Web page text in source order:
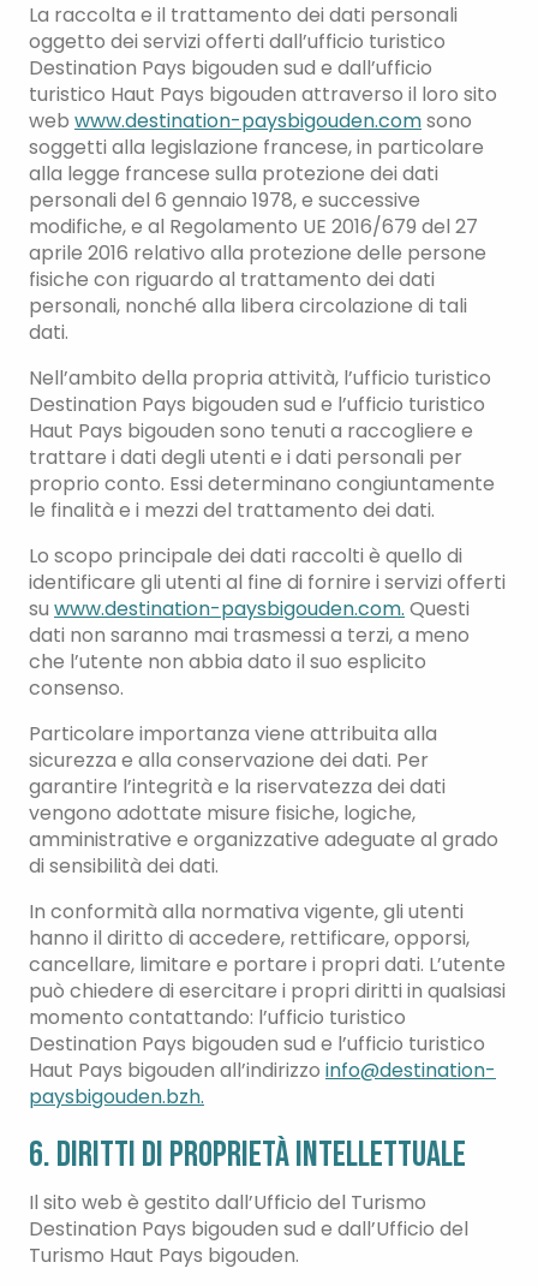
La raccolta e il trattamento dei dati personali
oggetto dei servizi offerti dall’ufficio turistico
Destination Pays bigouden sud e dall’ufficio
turistico Haut Pays bigouden attraverso il loro sito
web www.destination-paysbigouden.comsono
soggetti alla legislazione francese, in particolare
alla legge francese sulla protezione dei dati
personali del 6 gennaio 1978, e successive
modifiche, e al Regolamento UE 2016/679 del 27
aprile 2016 relativo alla protezione delle persone
fisiche con riguardo al trattamento dei dati
personali, nonché alla libera circolazione di tali
dati.
Nell’ambito della propria attività, l’ufficio turistico
Destination Pays bigouden sud e l’ufficio turistico
Haut Pays bigouden sono tenuti a raccogliere e
trattare i dati degli utenti e i dati personali per
proprio conto. Essi determinano congiuntamente
le finalità e i mezzi del trattamento dei dati.
Lo scopo principale dei dati raccolti è quello di
identificare gli utenti al fine di fornire i servizi offerti
su www.destination-paysbigouden.com. Questi
dati non saranno mai trasmessi a terzi, a meno
che l’utente non abbia dato il suo esplicito
consenso.
Particolare importanza viene attribuita alla
sicurezza e alla conservazione dei dati. Per
garantire l’integrità e la riservatezza dei dati
vengono adottate misure fisiche, logiche,
amministrative e organizzative adeguate al grado
di sensibilità dei dati.
In conformità alla normativa vigente, gli utenti
hanno il diritto di accedere, rettificare, opporsi,
cancellare, limitare e portare i propri dati. L’utente
può chiedere di esercitare i propri diritti in qualsiasi
momento contattando: l’ufficio turistico
Destination Pays bigouden sud e l’ufficio turistico
Haut Pays bigouden all’indirizzo info@destination-
paysbigouden.bzh.
6. Diritti di proprietà intellettuale
Il sito web è gestito dall’Ufficio del Turismo
Destination Pays bigouden sud e dall’Ufficio del
Turismo Haut Pays bigouden.